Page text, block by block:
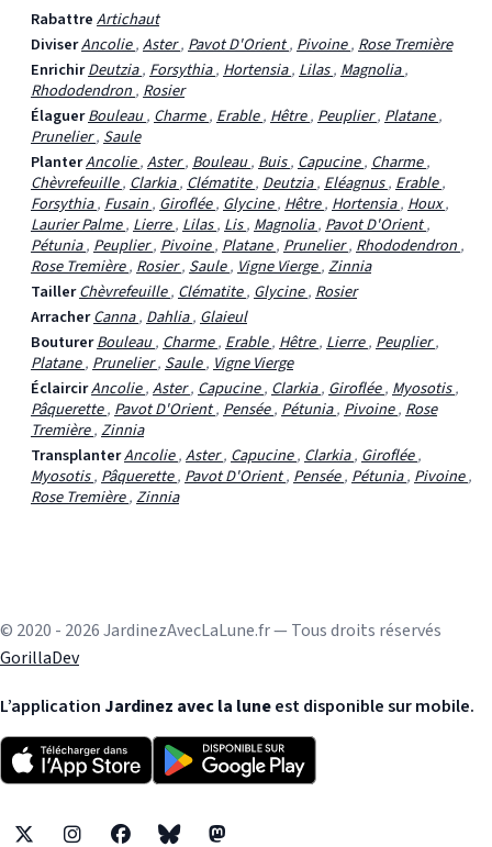
RabattreArtichaut
DiviserAncolie,Aster, Pavot D'Orient, Pivoine, Rose Tremière
EnrichirDeutzia, Forsythia, Hortensia, Lilas, Magnolia,
Rhododendron, Rosier
ÉlaguerBouleau, Charme, Erable, Hêtre, Peuplier, Platane,
Prunelier, Saule
PlanterAncolie,Aster, Bouleau, Buis, Capucine, Charme,
Chèvrefeuille, Clarkia, Clématite, Deutzia, Eléagnus, Erable,
Forsythia, Fusain, Giroflée, Glycine, Hêtre, Hortensia, Houx,
Laurier Palme, Lierre, Lilas, Lis, Magnolia, Pavot D'Orient,
Pétunia, Peuplier, Pivoine, Platane, Prunelier, Rhododendron,
Rose Tremière, Rosier, Saule, Vigne Vierge,Zinnia
TaillerChèvrefeuille, Clématite, Glycine, Rosier
ArracherCanna, Dahlia, Glaieul
BouturerBouleau, Charme, Erable, Hêtre, Lierre, Peuplier,
Platane, Prunelier, Saule, Vigne Vierge
ÉclaircirAncolie,Aster, Capucine, Clarkia, Giroflée, Myosotis,
Pâquerette, Pavot D'Orient, Pensée, Pétunia, Pivoine, Rose
Tremière,Zinnia
TransplanterAncolie,Aster, Capucine, Clarkia, Giroflée,
Myosotis, Pâquerette, Pavot D'Orient, Pensée, Pétunia, Pivoine,
Rose Tremière,Zinnia
© 2020 - 2026 JardinezAvecLaLune.fr — Tous droits réservés
GorillaDev
L’application Jardinez avec la luneest disponible sur mobile.